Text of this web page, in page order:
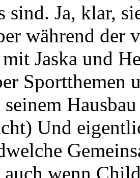
sind. Ja, klar,
während der
Jaska und
Sportthemen
Und
wenn